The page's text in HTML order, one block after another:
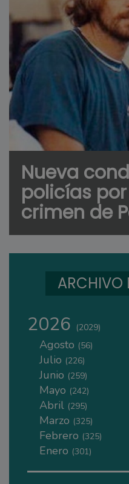
Nueva
policías
crimen de
ARCHIVO
2026 (2029)
Agosto (56)
Julio (226)
Junio (259)
Mayo (242)
Abril (295)
Marzo (325)
Febrero (325)
Enero (301)